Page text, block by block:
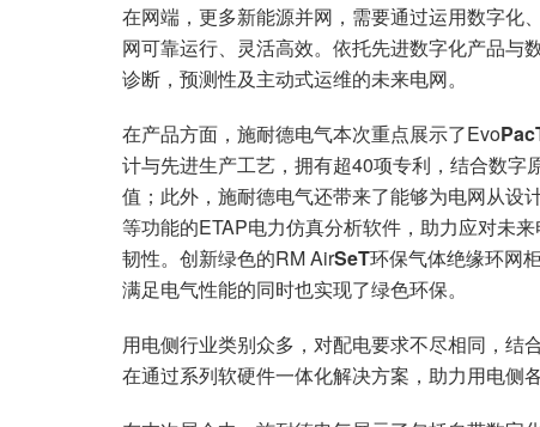
在网端，更多新能源并网，需要通过运用数字化
网可靠运行、灵活高效。依托先进数字化产品与
诊断，预测性及主动式运维的未来电网。
在产品方面，施耐德电气本次重点展示了Evo
计与先进生产工艺，拥有超40项专利，结合数
值；此外，施耐德电气还带来了能够为电网从设
等功能的ETAP电力仿真分析软件，助力应对未
韧性。创新绿色的RM AirSeT环保气体绝缘环网
满足电气性能的同时也实现了绿色环保。
用电侧行业类别众多，对配电要求不尽相同，结
在通过系列软硬件一体化解决方案，助力用电侧